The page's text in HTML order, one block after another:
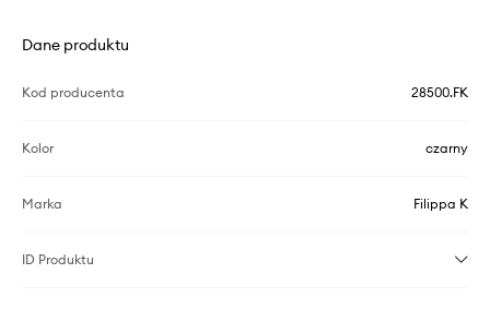
Dane produktu
Kod producenta 28500.FK
Kolor czarny
Marka Filippa K
ID Produktu